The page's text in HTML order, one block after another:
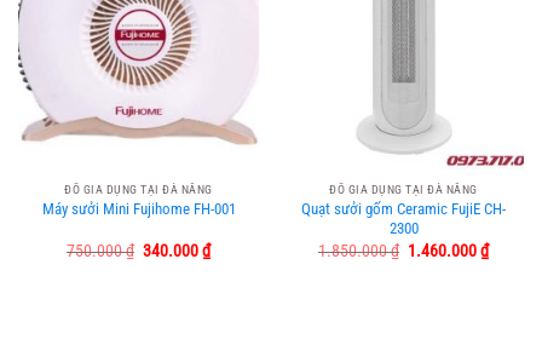
ĐỒ GIA DỤNG TẠI ĐÀ NẴNG
Máy sưởi Mini Fujihome FH-001
750.000₫ Giá
340.000₫Giá
hiện
ĐỒ GIA DỤNG TẠI ĐÀ NẴNG
Quạt sưởi gốm Ceramic FujiE CH-
2300
1.850.000₫ Giá
1.460.000₫Giá
hiện